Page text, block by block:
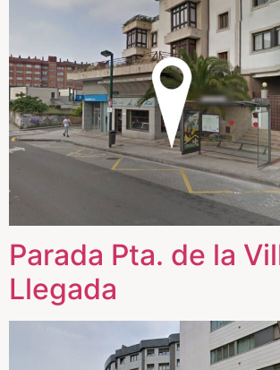
Parada Pta. de la
Llegada